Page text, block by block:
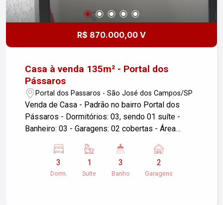
R$ 870.000,00 V
Casa à venda 135m² - Portal dos
Pássaros
Portal dos Passaros - São José dos Campos/SP
Venda de Casa - Padrão no bairro Portal dos
Pássaros - Dormitórios: 03, sendo 01 suíte -
Banheiro: 03 - Garagens: 02 cobertas - Área
Localização: São José dos Campos/SP
Descrição do imóvel: Sala ampla com cozinha
integrada. Fino acabamento. 03 dormitórios, suíte
3
Dorm.
1
Suite
3
Banho
2
Garagens